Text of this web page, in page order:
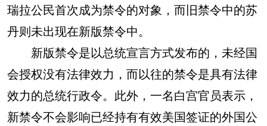
瑞拉公民首次成为禁令的对象，而旧禁令中的苏
丹则未出现在新版禁令中。
新版禁令是以总统宣言方式发布的，未经国
会授权没有法律效力，而以往的禁令是具有法律
效力的总统行政令。此外，一名白宫官员表示，
新禁令不会影响已经持有有效美国签证的外国公